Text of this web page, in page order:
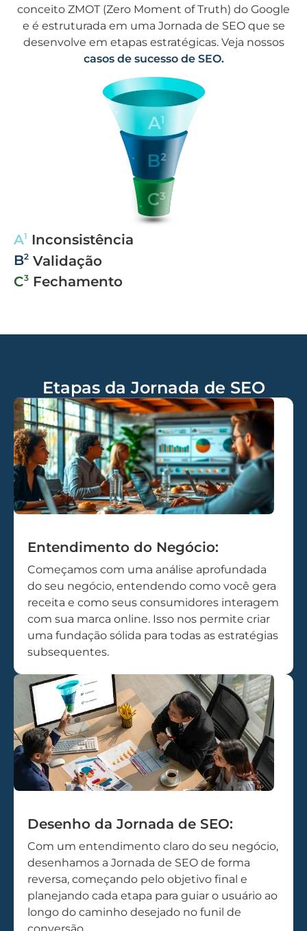
conceito ZMOT (Zero Moment of Truth) do Google
e é estruturada em uma Jornada de SEO que se
desenvolve em etapas estratégicas. Veja nossos
casos de sucesso de SEO.
A1 Inconsistência
B2 Validação
C3 Fechamento
Etapas da Jornada de SEO
Entendimento do Negócio:
Começamos com uma análise aprofundada
do seu negócio, entendendo como você gera
receita e como seus consumidores interagem
com sua marca online. Isso nos permite criar
uma fundação sólida para todas as estratégias
subsequentes.
Desenho da Jornada de SEO:
Com um entendimento claro do seu negócio,
desenhamos a Jornada de SEO de forma
reversa, começando pelo objetivo final e
planejando cada etapa para guiar o usuário ao
longo do caminho desejado no funil de